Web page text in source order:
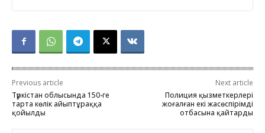
Previous article
Түркістан облысында 150-ге
тарта көлік айыптұраққа
қойылды
Next article
Полиция қызметкерлері
жоғалған екі жасөспірімді
отбасына қайтарды